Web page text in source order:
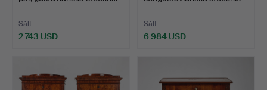
Sålt
2 743 USD
Sålt
6 984 USD